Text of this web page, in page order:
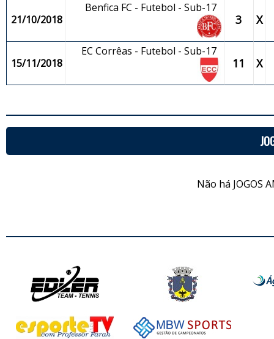
21/10/2018
Benfica FC - Futebol - Sub-17
3 X
15/11/2018
EC Corrêas - Futebol - Sub-17
11 X
Não há JOGOS